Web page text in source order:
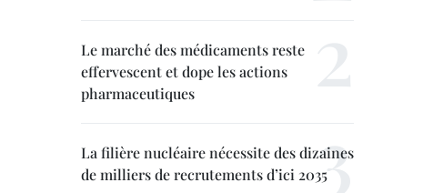
Le marché des médicaments reste
effervescent et dope les actions
pharmaceutiques
La filière nucléaire nécessite des dizaines
de milliers de recrutements d’ici 2035